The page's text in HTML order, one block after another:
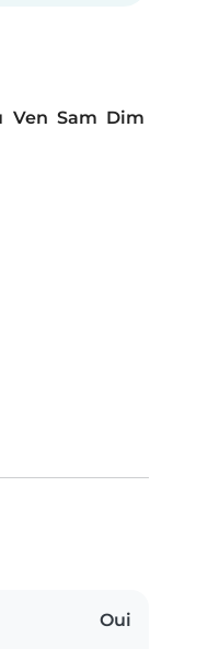
Ven Sam Dim
Oui